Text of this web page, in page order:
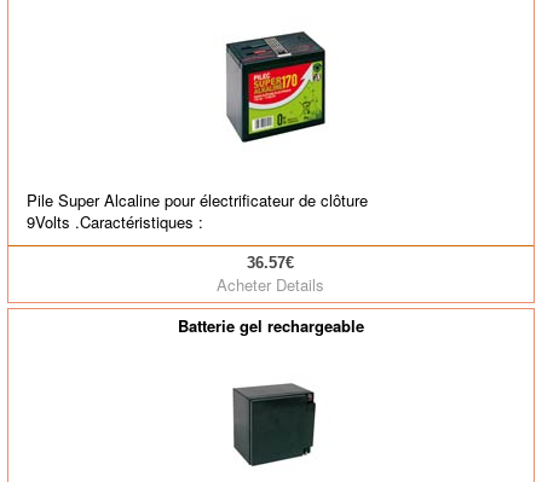
Pile Super Alcaline pour électrificateur de clôture
9Volts .Caractéristiques :
36.57€
Acheter Details
Batterie gel rechargeable